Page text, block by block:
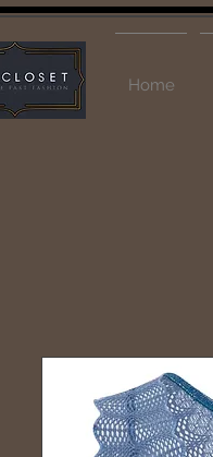
Home